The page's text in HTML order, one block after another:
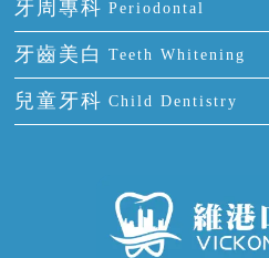
全口缺失
牙齒稀疏
四環素牙
活動假牙
牙貼面
根管治療
拔牙
牙痛
正確刷牙
全國愛牙日
預防牙病
牙科通識
牙周專科 Periodontal
牙周炎
牙齦出血
牙齦炎
牙齦萎縮
牙齒美白 Teeth Whitening
冷光美白
兒童牙科 Child Dentistry